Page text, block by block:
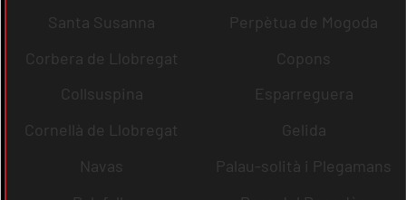
Santa Susanna
Perpètua de Mogoda
Corbera de Llobregat
Copons
Collsuspina
Esparreguera
Cornellà de Llobregat
Gelida
Navas
Palau-solità i Plegamans